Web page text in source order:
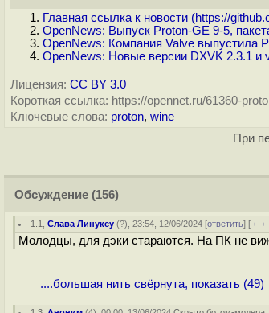
Главная ссылка к новости (https://
OpenNews: Выпуск Proton-GE 9-5,
OpenNews: Компания Valve выпустила
OpenNews: Новые версии DXVK 2.3.1 и
Лицензия: CC BY 3.0
Короткая ссылка: https://opennet.ru/61360-
Ключевые слова: proton, wine
При
Обсуждение (156)
1.1 ,Слава Линуксу (?), 23:54, 12/06/2024 [ответить] [
Молодцы, для дэки стараются. На ПК не
....большая нить свёрнута, показать (49)